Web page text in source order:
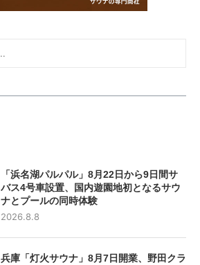
「浜名湖パルパル」8月22日から9日間サ
バス4号車設置、国内遊園地初となるサウ
ナとプールの同時体験
2026.8.8
兵庫「灯火サウナ」8月7日開業、野田クラ